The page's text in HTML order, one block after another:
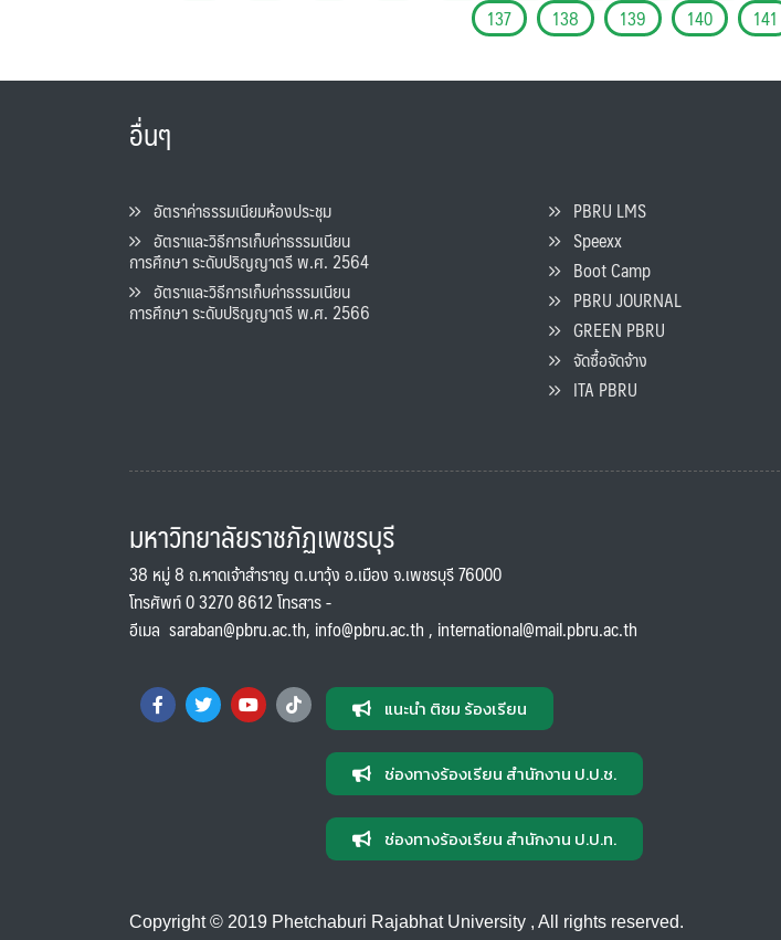
137
138 139 140 141
อื่นๆ
อัตราค่าธรรมเนียมห้องประชุม
อัตราและวิธีการเก็บค่าธรรมเนียน
การศึกษา ระดับปริญญาตรี พ.ศ. 2564
อัตราและวิธีการเก็บค่าธรรมเนียน
การศึกษา ระดับปริญญาตรี พ.ศ. 2566
PBRU LMS
Speexx
Boot Camp
PBRU JOURNAL
GREEN PBRU
จัดซื้อจัดจ้าง
ITA PBRU
มหาวิทยาลัยราชภัฏเพชรบุรี
38 หมู่ 8 ถ.หาดเจ้าสำราญ ต.นาวุ้ง อ.เมือง จ.เพชรบุรี 76000
โทรศัพท์ 0 3270 8612 โทรสาร -
อีเมล saraban@pbru.ac.th, info@pbru.ac.th, international@mail.pbru.ac.th
แนะนำ ติชม ร้องเรียน
ช่องทางร้องเรียน สำนักงาน ป.ป.ช.
ช่องทางร้องเรียน สำนักงาน ป.ป.ท.
Copyright © 2019 Phetchaburi Rajabhat University , All rights reserved.